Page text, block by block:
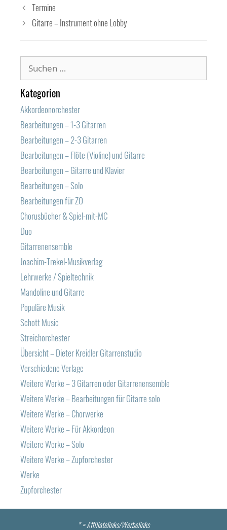
Termine
Gitarre – Instrument ohne Lobby
nach:
Kategorien
Akkordeonorchester
Bearbeitungen – 1-3 Gitarren
Bearbeitungen – 2-3 Gitarren
Bearbeitungen – Flöte (Violine) und Gitarre
Bearbeitungen – Gitarre und Klavier
Bearbeitungen – Solo
Bearbeitungen für ZO
Chorusbücher & Spiel-mit-MC
Duo
Gitarrenensemble
Joachim-Trekel-Musikverlag
Lehrwerke / Spieltechnik
Mandoline und Gitarre
Populäre Musik
Schott Music
Streichorchester
Übersicht – Dieter Kreidler Gitarrenstudio
Verschiedene Verlage
Weitere Werke – 3 Gitarren oder Gitarrenensemble
Weitere Werke – Bearbeitungen für Gitarre solo
Weitere Werke – Chorwerke
Weitere Werke – Für Akkordeon
Weitere Werke – Solo
Weitere Werke – Zupforchester
Werke
Zupforchester
* =Affiliatelinks/Werbelinks